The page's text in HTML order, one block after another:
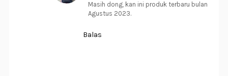
Masih dong, kan ini produk terbaru bulan
Agustus 2023.
Balas